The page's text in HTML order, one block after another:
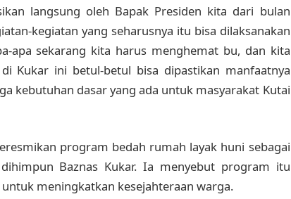
langsung oleh Bapak Presiden kita dari bulan
kegiatan yang seharusnya itu bisa dilaksanakan
apa sekarang kita harus menghemat bu, dan kita
Kukar ini betul-betul bisa dipastikan manfaatnya
kebutuhan dasar yang ada untuk masyarakat Kutai
program bedah rumah layak huni sebagai
Baznas Kukar. Ia menyebut program itu
meningkatkan kesejahteraan warga.